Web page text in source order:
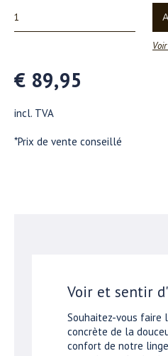
€ 89,95
incl. TVA
*Prix de vente conseillé
Voir et sentir
Souhaitez-vous faire
concrète de la
confort de notre